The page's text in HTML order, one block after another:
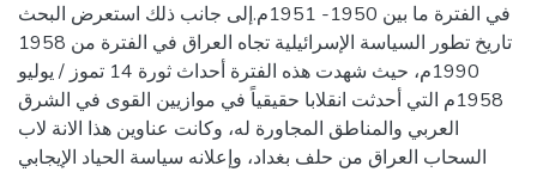
في الفترة ما بين 1950- 1951م.إلى جانب ذلك استعرض البحث
تاريخ تطور السياسة الإسرائيلية تجاه العراق في الفترة من 1958
1990م، حيث شهدت هذه الفترة أحداث ثورة 14 تموز / يوليو
1958م التي أحدثت انقلابا حقيقياً في موازيين القوى في الشرق
العربي والمناطق المجاورة له، وكانت عناوين هذا الانة لاب
السحاب العراق من حلف بغداد، وإعلانه سياسة الحياد الإيجابي